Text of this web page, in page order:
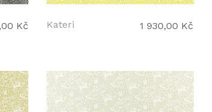
Kč Kateri 1 930,00 Kč